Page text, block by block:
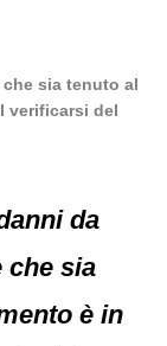
sia tenuto al
verificarsi del
da
che sia
è in